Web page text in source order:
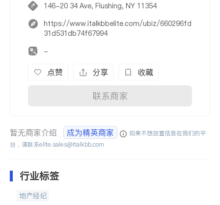
146-20 34 Ave, Flushing, NY 11354
https://www.italkbbelite.com/ubiz/660296fd
31d531db74f67994
-
点赞 分享 收藏
联系商家
暂无商家介绍 成为精英商家
如果不想放置信息在我们的平
台，请联系elite.sales@italkbb.com
行业标签
地产经纪